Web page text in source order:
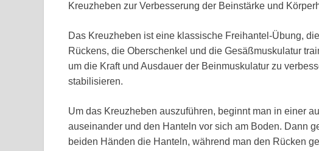
Kreuzheben zur Verbesserung der Beinstärke und
Das Kreuzheben ist eine klassische Freihantel-Übung,
Rückens, die Oberschenkel und die Gesäßmuskulatur
um die Kraft und Ausdauer der Beinmuskulatur zu
stabilisieren.
Um das Kreuzheben auszuführen, beginnt man in einer
auseinander und den Hanteln vor sich am Boden. Dann
beiden Händen die Hanteln, während man den Rücken